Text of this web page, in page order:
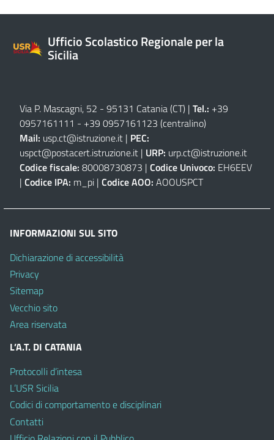
Ufficio Scolastico Regionale per la
Sicilia
Via P. Mascagni, 52 - 95131 Catania (CT) | Tel.: +39
0957161111 - +39 0957161123 (centralino)
Mail: usp.ct@istruzione.it | PEC:
uspct@postacert.istruzione.it | URP: urp.ct@istruzione.it
Codice fiscale: 80008730873 | Codice Univoco: EH6EEV
| Codice IPA: m_pi | Codice AOO: AOOUSPCT
INFORMAZIONI SUL SITO
Dichiarazione di accessibilità
Privacy
Sitemap
Vecchio sito
Area riservata
L’A.T. DI CATANIA
Protocolli d’intesa
L’USR Sicilia
Codici di comportamento e disciplinari
Contatti